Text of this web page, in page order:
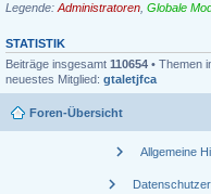
Legende: Administratoren Globale
STATISTIK
Beiträge insgesamt 110654 • Themen
neuestes Mitglied: gtaletjfca
Foren-Übersicht
chevron_right Allgemeine
chevron_right